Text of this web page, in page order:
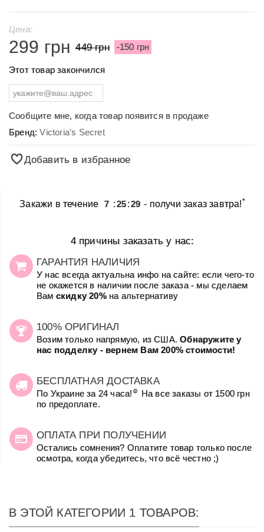
Цена:
299 грн 449 грн -150 грн
Этот товар закончился
Сообщите мне, когда товар появится в продаже
Бренд:Victoria's Secret
Добавить в избранное
Закажи в течение 7 :25:29 - получи заказ завтра!*
4 причины заказать у нас:
ГАРАНТИЯ НАЛИЧИЯ
У нас всегда актуальна инфо на сайте: если чего-то
не окажется в наличии после заказа - мы сделаем
Вам скидку 20%на альтернативу
100% ОРИГИНАЛ
Возим только напрямую, из США.Обнаружите у
нас подделку - вернем Вам 200% стоимости!
БЕСПЛАТНАЯ ДОСТАВКА
По Украине за 24 часа! ☺
На все заказы от 1500 грн
по предоплате.
ОПЛАТА ПРИ ПОЛУЧЕНИИ
Остались сомнения? Оплатите товар только после
осмотра, когда убедитесь, что всё честно ;)
В ЭТОЙ КАТЕГОРИИ 1 ТОВАРОВ: